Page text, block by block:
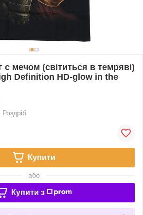
с мечом (світиться в темряві)
Definition HD-glow in the
Роздріб
Купити
або
Купити з